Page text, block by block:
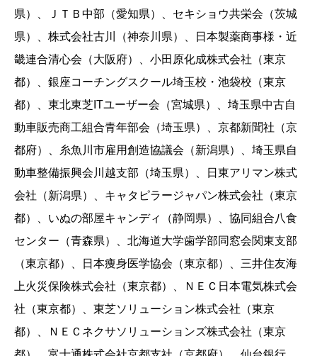
県）、ＪＴＢ中部（愛知県）、セキショウ共栄会（茨城
県）、株式会社古川（神奈川県）、日本製薬商事様・近
畿連合清心会（大阪府）、小田原化成株式会社（東京
都）、銀座コーチングスクール埼玉校・池袋校（東京
都）、東北東芝ITユーザー会（宮城県）、埼玉県中古自
動車販売商工組合青年部会（埼玉県）、京都新聞社（京
都府）、糸魚川市雇用創造協議会（新潟県）、埼玉県自
動車整備振興会川越支部（埼玉県）、日東アリマン株式
会社（新潟県）、キャタピラージャパン株式会社（東京
都）、いぬの部屋キャンディ（静岡県）、協同組合八食
センター（青森県）、北海道大学歯学部同窓会関東支部
（東京都）、日本痩身医学協会（東京都）、三井住友海
上火災保険株式会社（東京都）、ＮＥＣ日本電気株式会
社（東京都）、東芝ソリューション株式会社（東京
都）、ＮＥＣネクサソリューションズ株式会社（東京